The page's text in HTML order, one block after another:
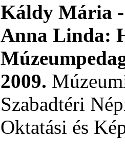
Káldy Mária
Anna Linda:
2009.
Szabadtéri
Oktatási és